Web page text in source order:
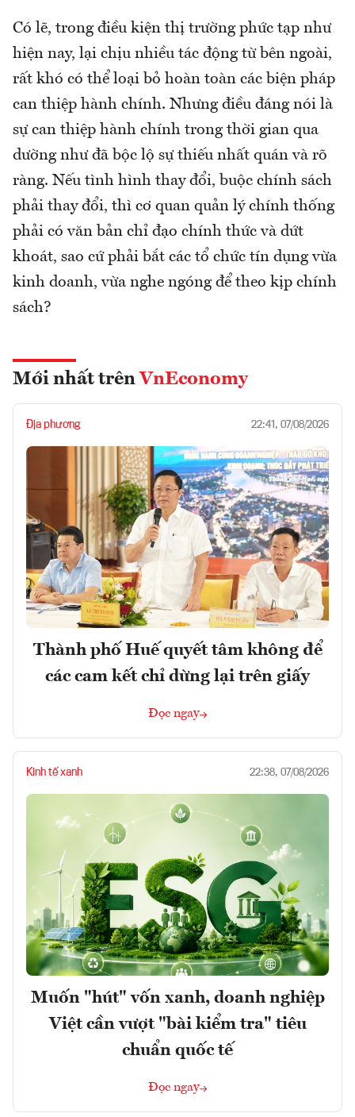
Có lẽ, trong điều kiện thị trường phức tạp như
hiện nay, lại chịu nhiều tác động từ bên ngoài,
rất khó có thể loại bỏ hoàn toàn các biện pháp
can thiệp hành chính. Nhưng điều đáng nói là
sự can thiệp hành chính trong thời gian qua
dường như đã bộc lộ sự thiếu nhất quán và rõ
ràng. Nếu tình hình thay đổi, buộc chính sách
phải thay đổi, thì cơ quan quản lý chính thống
phải có văn bản chỉ đạo chính thức và dứt
khoát, sao cứ phải bắt các tổ chức tín dụng vừa
kinh doanh, vừa nghe ngóng để theo kịp chính
sách?
Mới nhất trên VnEconomy
Địa phương 22:41, 07/08/2026
Thành phố Huế quyết tâm không để
các cam kết chỉ dừng lại trên giấy
Đọc ngay
Kinh tế xanh 22:38, 07/08/2026
Muốn "hút" vốn xanh, doanh nghiệp
Việt cần vượt "bài kiểm tra" tiêu
chuẩn quốc tế
Đọc ngay